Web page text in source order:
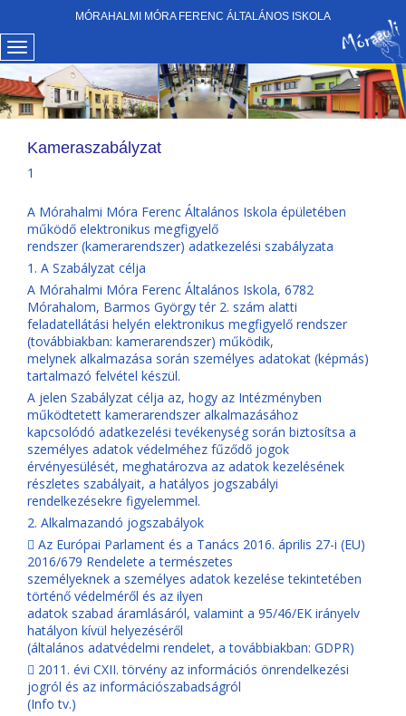
MÓRAHALMI MÓRA FERENC ÁLTALÁNOS ISKOLA
Kameraszabályzat
1
A Mórahalmi Móra Ferenc Általános Iskola épületében
működő elektronikus megfigyelő
rendszer (kamerarendszer) adatkezelési szabályzata
1. A Szabályzat célja
A Mórahalmi Móra Ferenc Általános Iskola, 6782
Mórahalom, Barmos György tér 2. szám alatti
feladatellátási helyén elektronikus megfigyelő rendszer
(továbbiakban: kamerarendszer) működik,
melynek alkalmazása során személyes adatokat (képmás)
tartalmazó felvétel készül.
A jelen Szabályzat célja az, hogy az Intézményben
működtetett kamerarendszer alkalmazásához
kapcsolódó adatkezelési tevékenység során biztosítsa a
személyes adatok védelméhez fűződő jogok
érvényesülését, meghatározva az adatok kezelésének
részletes szabályait, a hatályos jogszabályi
rendelkezésekre figyelemmel.
2. Alkalmazandó jogszabályok
 Az Európai Parlament és a Tanács 2016. április 27-i (EU)
2016/679 Rendelete a természetes
személyeknek a személyes adatok kezelése tekintetében
történő védelméről és az ilyen
adatok szabad áramlásáról, valamint a 95/46/EK irányelv
hatályon kívül helyezéséről
(általános adatvédelmi rendelet, a továbbiakban: GDPR)
 2011. évi CXII. törvény az információs önrendelkezési
jogról és az információszabadságról
(Info tv.)